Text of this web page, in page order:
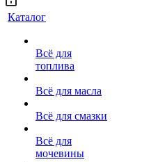
Каталог
Всё для
топлива
Всё для масла
Всё для смазки
Всё для
мочевины